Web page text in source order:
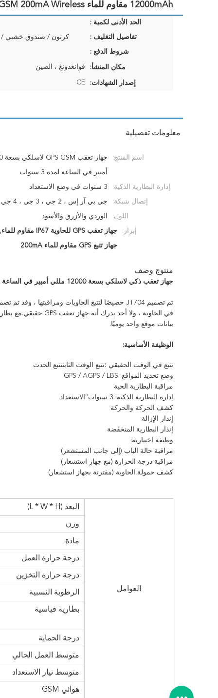
12000mAh مقاوم للماء IP67 Container GPS Tracker GSM 200mA Wireless
الحد الأدنى لكمية :
تفاصيل التغليف : كرتون / صندوق خشبي
شروط الدفع :
مكان المنشأ: قوانغدونغ ، الصين
إصدار الشهادات: CE
معلومات تفصيلية
اسم المنتج:
أمبير في الساعة لمدة 3 سنوات
إدارة البطارية الذكية: 3 سنوات في وضع الاستعداد
إتصال شبكة: جي بي آر إس ، 2 جي ، 3 جي ، 4 جي
اللون: الوردي والأزرق والأسود
إبراز: جهاز تعقب GPS للحاوية IP67 مقاوم للماء
جهاز تتبع GPS مقاوم للماء 200mA
منتوج وصف
جهاز تعقب ذكي لاسلكي بسعة 12000 مللي أمبير في الساعة لمدة 3 سنوات بنظام GPS GSM
بيانات موقع واحد يوميًا.
الوظيفة الأساسية:
تتبع في الوقت الحقيقي ؛تتبع الوقت الثابتتتبع الحدث
وضع تحديد المواقع: GPS / AGPS / LBS
مراقبة البطارية الحية
إدارة البطارية الذكية: 3 سنوات
" الاستعداد
كشف الحركة والحركة
إنذار الإزالة
إنذار البطارية المنخفضة
وظيفة اختيارية:
مراقبة حالة الباب (إلى جانب المستشعر)
مراقبة درجة الحرارة (مع جهاز استشعار)
كشف حمولة الحاوية (مقترنة بجهاز استشعار)
العوامل
البعد (L * W * H)
وزن
مادة
درجة حرارة العمل
درجة حرارة التخزين
الرطوبة النسبية
بطارية قياسية
درجة الحماية
متوسط ​​العمل الحالي
متوسط ​​تيار الاستعداد
هوائي GSM